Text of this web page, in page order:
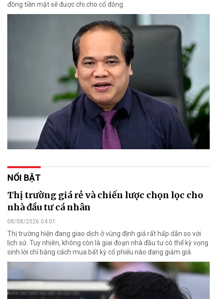
đồng tiền mặt sẽ được chi cho cổ đông.
NỔI BẬT
Thị trường giá rẻ và chiến lược chọn lọc cho
nhà đầu tư cá nhân
08/08/2026 04:01
Thị trường hiện đang giao dịch ở vùng định giá rất hấp dẫn so với
lịch sử. Tuy nhiên, không còn là giai đoạn nhà đầu tư có thể kỳ vọng
sinh lời chỉ bằng cách mua bất kỳ cổ phiếu nào đang giảm giá.